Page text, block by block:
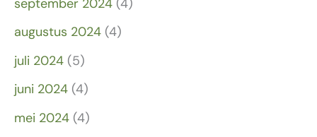
september 2024 (4)
augustus 2024 (4)
juli 2024 (5)
juni 2024 (4)
mei 2024 (4)